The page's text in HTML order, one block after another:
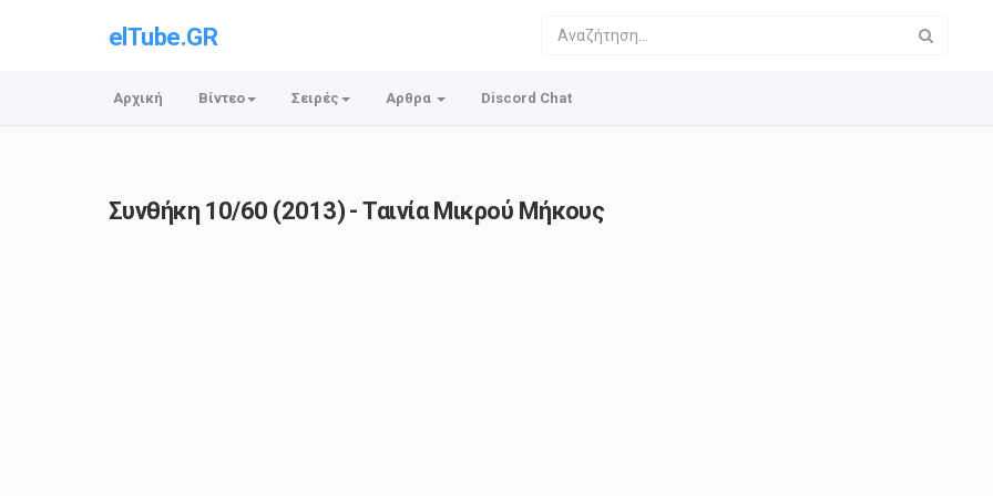
elTube.GR
Αρχική Βίντεο Σειρές Αρθρα Discord Chat
Συνθήκη 10/60 (2013) - Ταινία Μικρού Μήκους